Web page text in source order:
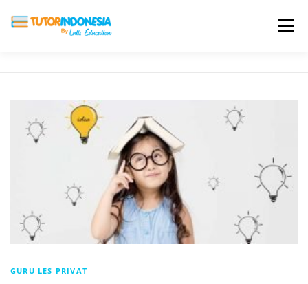
Menu
BIAYA LES TESTIMONI PROFIL ALUMNI
DAFTAR SEKOLAH
GURU LES PRIVAT